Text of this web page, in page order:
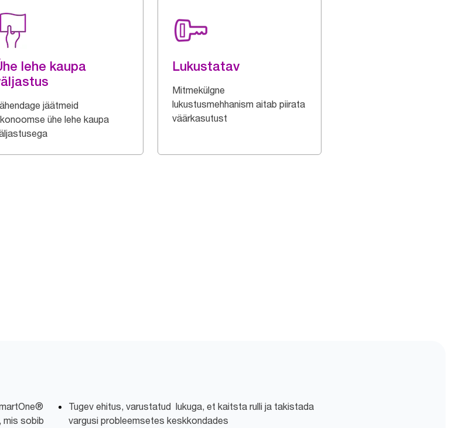
lehe kaupa
jäätmeid
ühe lehe kaupa
Lukustatav
Mitmekülgne
lukustusmehhanism aitab piirata
väärkasutust
mis sobib
Tugev ehitus, varustatud lukuga, et kaitsta rulli ja takistada
vargusi probleemsetes keskkondades